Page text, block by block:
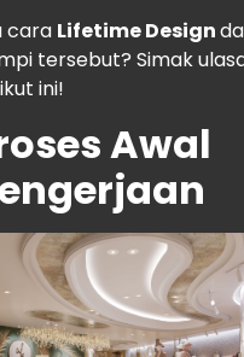
cara Lifetime Design
tersebut? Simak
ini!
Awal